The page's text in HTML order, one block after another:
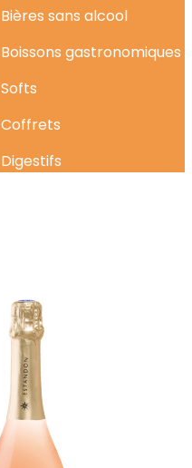
Bières sans alcool
Boissons gastronomiques
Softs
Coffrets
Digestifs